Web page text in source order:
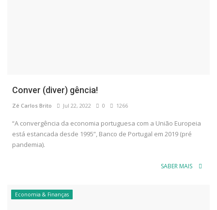
Conver (diver) gência!
Zé Carlos Brito Jul 22, 2022 0 1266
“A convergência da economia portuguesa com a União Europeia
está estancada desde 1995”, Banco de Portugal em 2019 (pré
pandemia).
SABER MAIS
Economia & Finanças